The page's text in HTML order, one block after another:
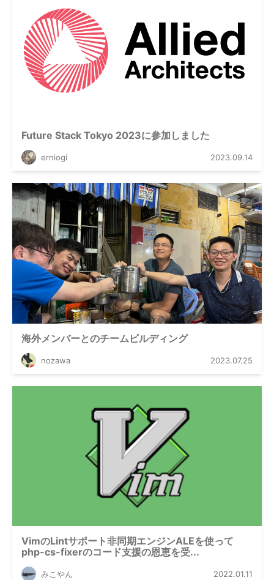
Future Stack Tokyo 2023に参加しました
erniogi 2023.09.14
海外メンバーとのチームビルディング
nozawa 2023.07.25
VimのLintサポート非同期エンジンALEを使って
php-cs-fixerのコード支援の恩恵を受...
みこやん 2022.01.11